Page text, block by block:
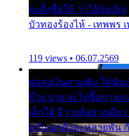
จะตั้งชื่อให้ ว่าไอ้บังเอิญ
บัวทองร้องไห้ - เทพพร
119 views • 06.07.2569
พ่อส่งเงินสามพัน ให้ฉัน
บ๊าย บาย จะไปซื้อกางเ
เด็กใต้ ลีวายส์อย่างเดีย
หวั่น ตกตัวละหลายพัน